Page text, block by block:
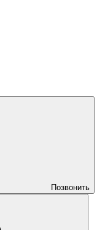
Позвонить